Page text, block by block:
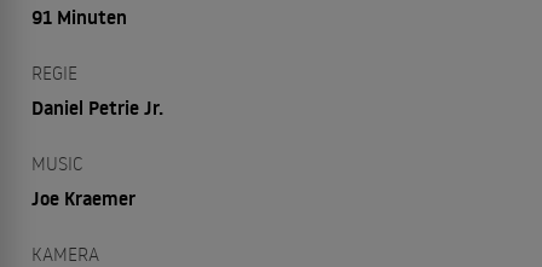
91 Minuten
REGIE
Daniel Petrie Jr.
MUSIC
Joe Kraemer
KAMERA